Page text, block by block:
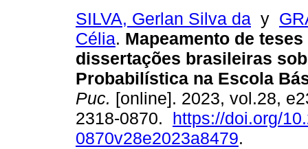
SILVA, Gerlan Silva da y
Célia. Mapeamento de teses
dissertações brasileiras
Probabilística na Escola
Puc. [online]. 2023, vol.28,
2318-0870. https://doi.org/
0870v28e2023a8479.